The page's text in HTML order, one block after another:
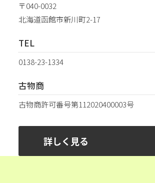
〒040-0032
北海道函館市新川町2-17
TEL
0138-23-1334
古物商
古物商許可番号第112020400003号
詳しく見る